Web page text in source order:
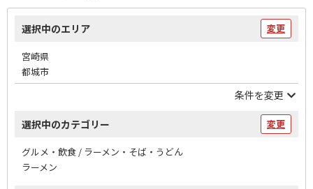
選択中のエリア 変更
宮崎県
都城市
条件を変更
選択中のカテゴリー 変更
グルメ・飲食 / ラーメン・そば・うどん
ラーメン